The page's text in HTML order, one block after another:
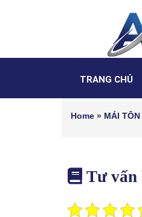
TRANG CHỦ
Home » MÁI TÔN
Tư vấn